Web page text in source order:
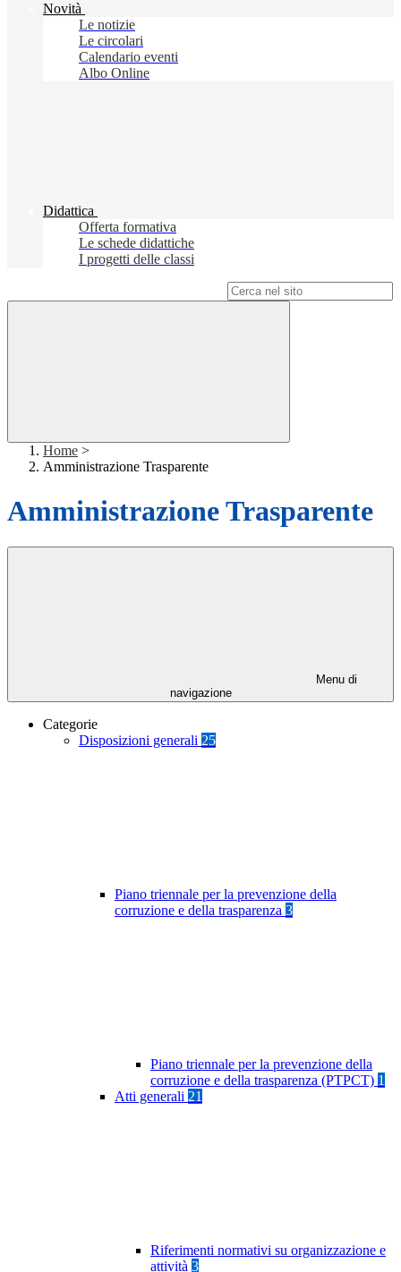
Novità
Le notizie
Le circolari
Calendario eventi
Albo Online
Didattica
Offerta formativa
Le schede didattiche
I progetti delle classi
Home >
Amministrazione Trasparente
Amministrazione Trasparente
Menu di
navigazione
Categorie
Disposizioni generali 25
Piano triennale per la prevenzione della
corruzione e della trasparenza 3
Piano triennale per la prevenzione della
corruzione e della trasparenza (PTPCT) 1
Atti generali 21
Riferimenti normativi su organizzazione e
attività 3